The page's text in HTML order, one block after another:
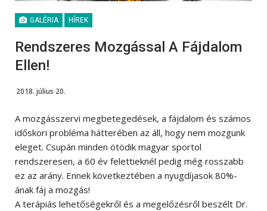
GALÉRIA HÍREK
Rendszeres Mozgással A Fájdalom
Ellen!
2018. július 20.
A mozgásszervi megbetegedések, a fájdalom és számos
időskori probléma hátterében az áll, hogy nem mozgunk
eleget. Csupán minden ötödik magyar sportol
rendszeresen, a 60 év felettieknél pedig még rosszabb
ez az arány. Ennek következtében a nyugdíjasok 80%-
ának fáj a mozgás!
A terápiás lehetőségekről és a megelőzésről beszélt Dr.